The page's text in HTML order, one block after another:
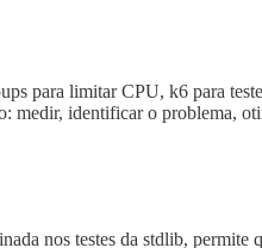
para limitar CPU, k6 para
medir, identificar o problema,
nos testes da stdlib,